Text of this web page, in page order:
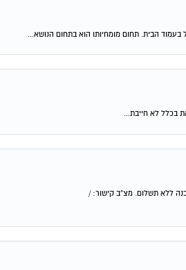
ללא תשלום. מצ"ב קישור: /